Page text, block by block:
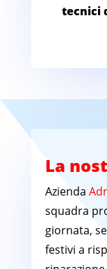
tecnici
La
Azienda
squadra
giornata,
festivi a